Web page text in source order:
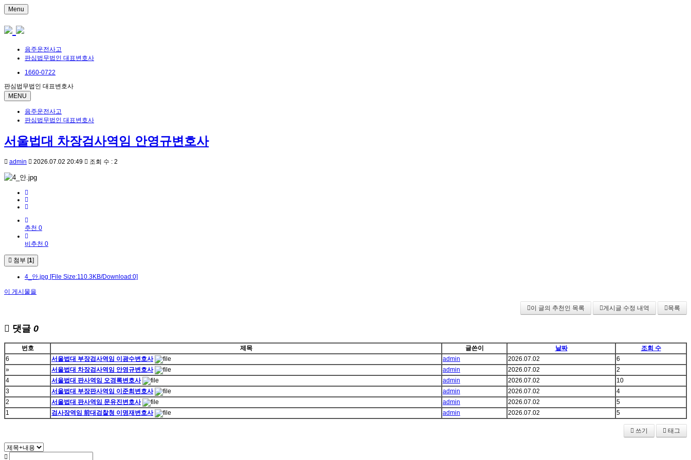
Menu
음주운전사고
판심법무법인 대표변호사
1660-0722
판심법무법인 대표변호사
MENU
음주운전사고
판심법무법인 대표변호사
서울법대 차장검사역임 안영규변호사
admin 2026.07.02 20:49 조회 수 : 2
추천 0
비추천 0
첨부 [1]
4_안.jpg [File Size:110.3KB/Download:0]
이 게시물을
이 글의 추천인 목록 게시글 수정 내역 목록
댓글 0
번호 제목 글쓴이 날짜
조회 수
6
서울법대 부장검사역임 이광수변호사 admin 2026.07.02
6
»
서울법대 차장검사역임 안영규변호사 admin 2026.07.02
2
4
서울법대 판사역임 오경록변호사 admin 2026.07.02
10
3
서울법대 부장판사역임 이준희변호사 admin 2026.07.02
4
2
서울법대 판사역임 문유진변호사 admin 2026.07.02
5
1
검사장역임 前대검찰청 이명재변호사 admin 2026.07.02 5
쓰기 태그